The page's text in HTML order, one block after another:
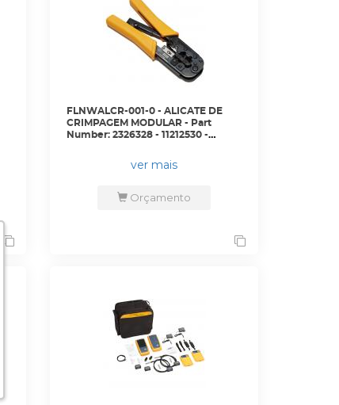
FLNWALCR-001-0 - ALICATE DE
CRIMPAGEM MODULAR - Part
Number: 2326328 - 11212530 -
ver mais
Orçamento